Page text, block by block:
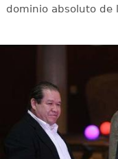
dominio absoluto de